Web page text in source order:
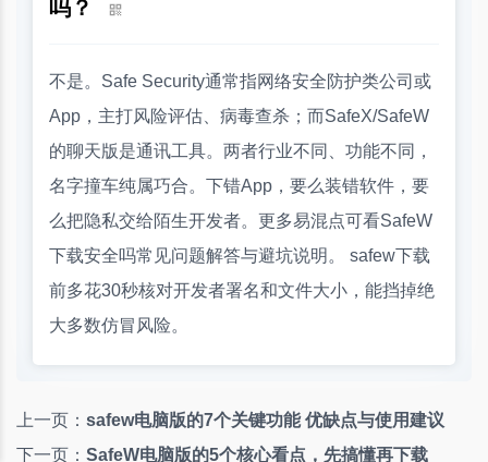
吗？
不是。Safe Security通常指网络安全防护类公司或
App，主打风险评估、病毒查杀；而SafeX/SafeW
的聊天版是通讯工具。两者行业不同、功能不同，
名字撞车纯属巧合。下错App，要么装错软件，要
么把隐私交给陌生开发者。更多易混点可看SafeW
下载安全吗常见问题解答与避坑说明。 safew下载
前多花30秒核对开发者署名和文件大小，能挡掉绝
大多数仿冒风险。
上一页： safew电脑版的7个关键功能 优缺点与使用建议
下一页： SafeW电脑版的5个核心看点，先搞懂再下载